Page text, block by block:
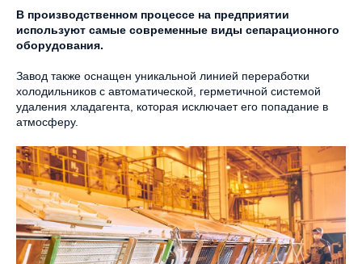
В производственном процессе на предприятии
используют самые современные виды сепарационного
оборудования.
Завод также оснащен уникальной линией переработки
холодильников с автоматической, герметичной системой
удаления хладагента, которая исключает его попадание в
атмосферу.